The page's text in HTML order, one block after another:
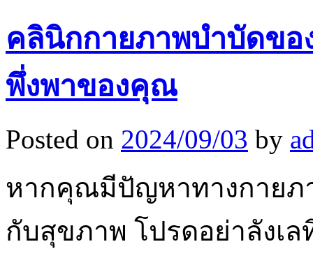
คลินิกกายภาพบำบัดขอ
พึ่งพาของคุณ
Posted on 2024/09/03 by
หากคุณมีปัญหาทางกายภ
กับสุขภาพ โปรดอย่าลังเล